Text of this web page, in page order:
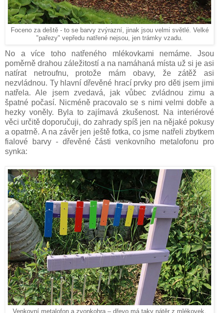
Foceno za deště - to se barvy zvýrazní, jinak jsou velmi světlé. Velké
"pařezy" vepředu natřené nejsou, jen trámky vzadu.
No a více toho natřeného mlékovkami nemáme. Jsou
poměrně drahou záležitostí a na namáhaná místa už si je asi
natírat netroufnu, protože mám obavy, že zátěž asi
nezvládnou. Ty hlavní dřevěné hrací prvky pro děti jsem jimi
natřela. Ale jsem zvedavá, jak vůbec zvládnou zimu a
špatné počasí. Nicméně pracovalo se s nimi velmi dobře a
hezky voněly. Byla to zajímavá zkušenost. Na interiérové
věci určitě doporučuji, do zahrady spíš jen na nějaké pokusy
a opatrně. A na závěr jen ještě fotka, co jsme natřeli zbytkem
fialové barvy - dřevěné části venkovního metalofonu pro
synka: